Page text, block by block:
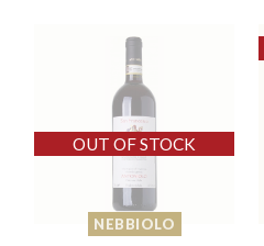
NEBBIOLO